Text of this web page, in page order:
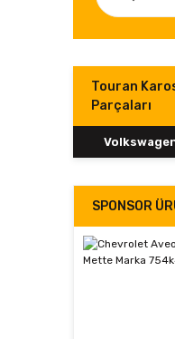
Touran
Parçaları
SPONSOR